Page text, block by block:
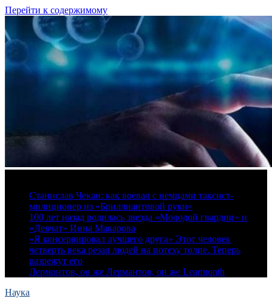
Перейти к содержимому
Станислав Чекан: как воевал с немцами таксист-
милиционер из «Бриллиантовой руки»
100 лет назад родилась звезда «Молодой гвардии» и
«Девчат» Инна Макарова
«Я консервировал лучшего друга» Этот человек
четверть века резал людей на потеху толпе. Теперь
разрежут его
Лермонтов, он же Лермантов, он же Learmonth
Наука